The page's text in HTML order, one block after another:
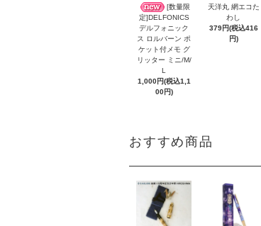
[数量限
定]DELFONICS
デルフォニック
ス ロルバーン ポ
ケット付メモ グ
リッター ミニ/M/
L
1,000円(税込1,1
00円)
天洋丸 網エコた
わし
379円(税込416
円)
おすすめ商品